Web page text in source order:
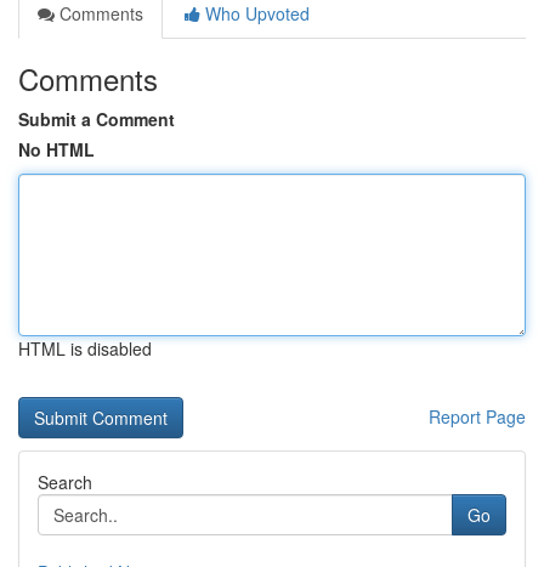
Comments
Who Upvoted
Comments
Submit a Comment
No HTML
HTML is disabled
Report Page
Search
Go